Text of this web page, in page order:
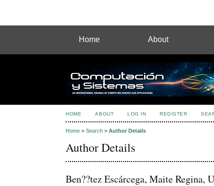
Home About
HOME ABOUT LOG IN REGISTER
Home >Search >Author Details
Author Details
Ben??tez Escárcega, Maite Regina,